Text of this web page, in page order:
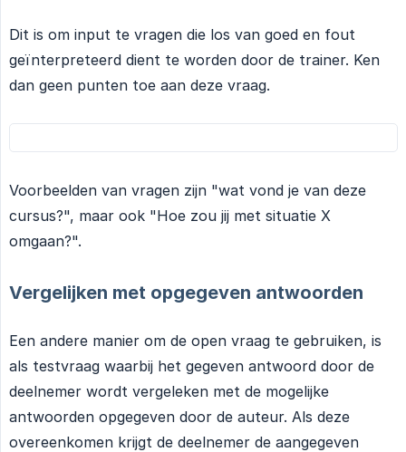
Dit is om input te vragen die los van goed en fout
geïnterpreteerd dient te worden door de trainer. Ken
dan geen punten toe aan deze vraag.
Voorbeelden van vragen zijn "wat vond je van deze
cursus?", maar ook "Hoe zou jij met situatie X
omgaan?".
Vergelijken met opgegeven antwoorden
Een andere manier om de open vraag te gebruiken, is
als testvraag waarbij het gegeven antwoord door de
deelnemer wordt vergeleken met de mogelijke
antwoorden opgegeven door de auteur. Als deze
overeenkomen krijgt de deelnemer de aangegeven